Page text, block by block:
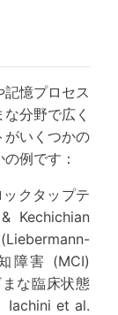
憶プロセス
分野で広く
がいくつかの
例です：
クタップテ
Kechichian
障害 (MCI)
な臨床状態
Iachini et al.